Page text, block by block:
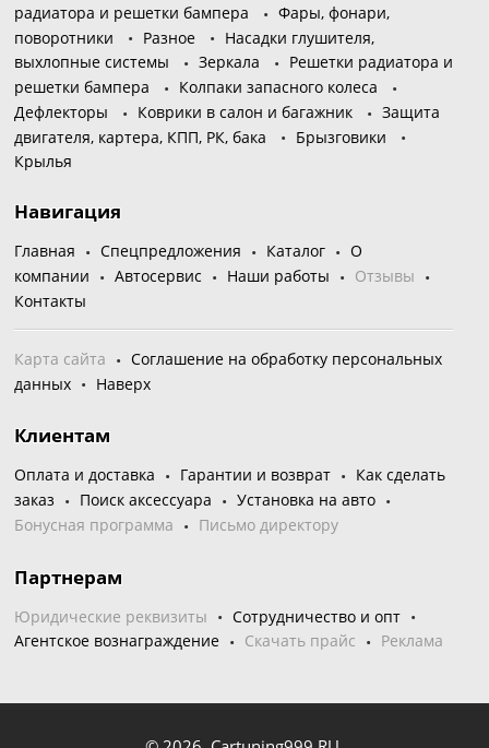
радиатора и решетки бампера
Фары, фонари,
поворотники
Разное
Насадки глушителя,
выхлопные системы
Зеркала
Решетки радиатора и
решетки бампера
Колпаки запасного колеса
Дефлекторы
Коврики в салон и багажник
Защита
двигателя, картера, КПП, РК, бака
Брызговики
Крылья
Навигация
Главная Спецпредложения Каталог
О
компании
Автосервис Наши работы
Отзывы
Контакты
Карта сайта
Соглашение на обработку персональных
данных
Наверх
Клиентам
Оплата и доставка Гарантии и возврат
Как сделать
заказ
Поиск аксессуара
Установка на авто
Бонусная программа
Письмо директору
Партнерам
Юридические реквизиты
Сотрудничество и опт
Агентское вознаграждение
Скачать прайс Реклама